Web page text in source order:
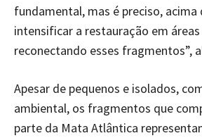
fundamental, mas é preciso, acima
intensificar a restauração em
reconectando esses fragmentos”,
Apesar de pequenos e isolados,
ambiental, os fragmentos que
parte da Mata Atlântica